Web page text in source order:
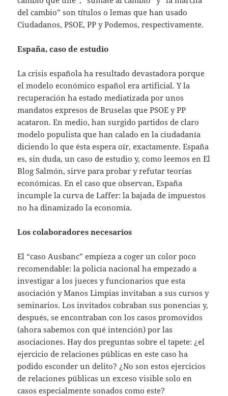
del cambio” son títulos o lemas que han usado
Ciudadanos, PSOE, PP y Podemos, respectivamente.
España, caso de estudio
La crisis española ha resultado devastadora porque
el modelo económico español era artificial. Y la
recuperación ha estado mediatizada por unos
mandatos expresos de Bruselas que PSOE y PP
acataron. En medio, han surgido partidos de claro
modelo populista que han calado en la ciudadanía
diciendo lo que ésta espera oír, exactamente. España
es, sin duda, un caso de estudio y, como leemos en El
Blog Salmón, sirve para probar y refutar teorías
económicas. En el caso que observan, España
incumple la curva de Laffer: la bajada de impuestos
no ha dinamizado la economía.
Los colaboradores necesarios
El “caso Ausbanc” empieza a coger un color poco
recomendable: la policía nacional ha empezado a
investigar a los jueces y funcionarios que esta
asociación y Manos Limpias invitaban a sus cursos y
seminarios. Los invitados cobraban sus ponencias y,
después, se encontraban con los casos promovidos
(ahora sabemos con qué intención) por las
asociaciones. Hay dos preguntas sobre el tapete: ¿el
ejercicio de relaciones públicas en este caso ha
podido esconder un delito? ¿No son estos ejercicios
de relaciones públicas un exceso visible solo en
casos especialmente sonados como este?